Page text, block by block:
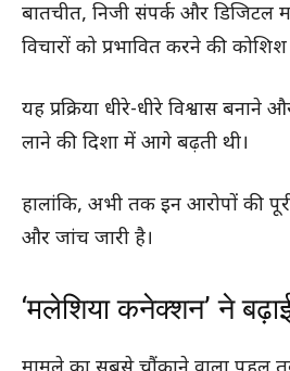
बातचीत, निजी संपर्क और डिजिटल
विचारों को प्रभावित करने की
यह प्रक्रिया धीरे-धीरे विश्वास
लाने की दिशा में आगे बढ़ती थी।
हालांकि, अभी तक इन आरोपों की
और जांच जारी है।
‘मलेशिया कनेक्शन’ ने